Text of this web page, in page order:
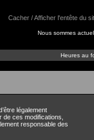
Cacher / Afficher l'entête du
Nous sommes
Heures au
légalement
ces modifications,
responsable des